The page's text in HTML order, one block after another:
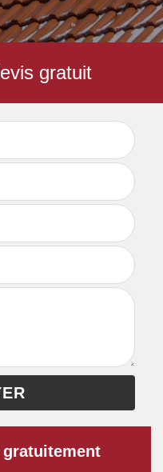
gratuit